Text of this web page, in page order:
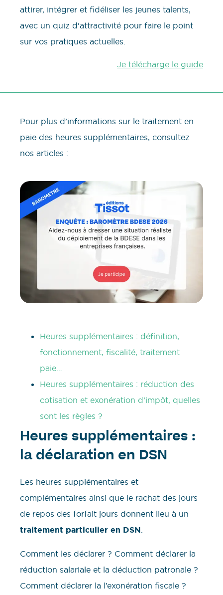
attirer, intégrer et fidéliser les jeunes talents,
avec un quiz d'attractivité pour faire le point
sur vos pratiques actuelles.
Je télécharge le guide
Pour plus d’informations sur le traitement en
paie des heures supplémentaires, consultez
nos articles :
Heures supplémentaires : définition,
fonctionnement, fiscalité, traitement
paie…
Heures supplémentaires : réduction des
cotisation et exonération d’impôt, quelles
sont les règles ?
Heures supplémentaires :
la déclaration en DSN
Les heures supplémentaires et
complémentaires ainsi que le rachat des jours
de repos des forfait jours donnent lieu à un
traitement particulier en DSN.
Comment les déclarer ? Comment déclarer la
réduction salariale et la déduction patronale ?
Comment déclarer la l’exonération fiscale ?